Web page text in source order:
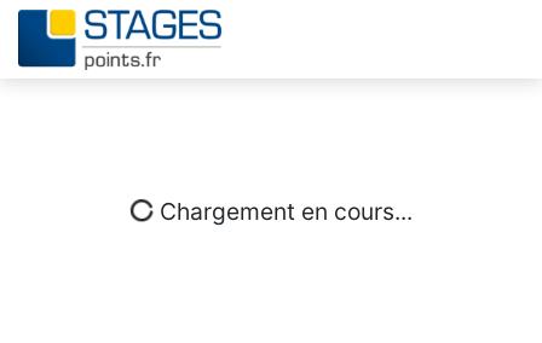
Chargement en cours...